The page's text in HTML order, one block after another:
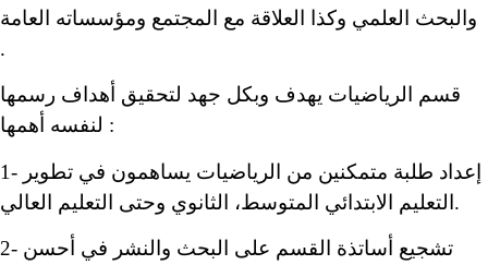
والبحث العلمي وكذا العلاقة مع المجتمع ومؤسساته العامة
.
قسم الرياضيات يهدف وبكل جهد لتحقيق أهداف رسمها
لنفسه أهمها :
1- إعداد طلبة متمكنين من الرياضيات يساهمون في تطوير
التعليم الابتدائي المتوسط، الثانوي وحتى التعليم العالي.
2- تشجيع أساتذة القسم على البحث والنشر في أحسن